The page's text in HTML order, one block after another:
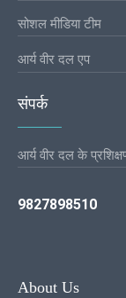
सोशल मीडिया टीम
आर्य वीर दल एप
संपर्क
आर्य वीर दल के
9827898510
About Us